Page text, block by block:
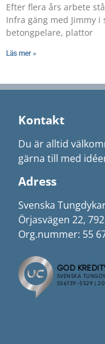
Efter flera års arbete
Infra gäng med Jimmy
betongpelare, plattor
Läs mer »
Kontakt
Du är alltid
gärna till med
Adress
Svenska
Örjasvägen 22,
Org.nummer: 55